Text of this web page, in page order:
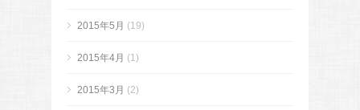
2015年5月 (19)
2015年4月 (1)
2015年3月 (2)